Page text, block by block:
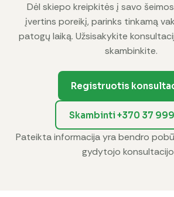
Dėl skiepo kreipkitės į savo
įvertins poreikį, parinks tinkamą
patogų laiką. Užsisakykite
skambinkite.
Registruotis
Skambinti +370 37
Pateikta informacija yra bendro
gydytojo